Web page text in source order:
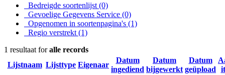
Bedreigde soortenlijst (0)
Gevoelige Gegevens Service (0)
Opgenomen in soortenpagina's (1)
Regio verstrekt (1)
1 resultaat foralle records
Lijstnaam Lijsttype Eigenaar
Datum
ingediend
Datum
bijgewerkt
Datum
geüpload